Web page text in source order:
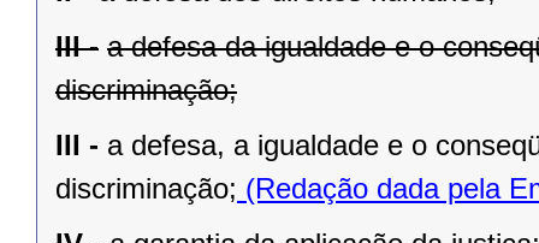
III - a defesa da igualdade e o
discriminação;
III - a defesa, a igualdade e o
discriminação; (Redação dada pela